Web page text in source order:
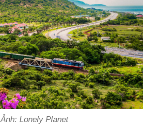
Ảnh: Lonely Planet